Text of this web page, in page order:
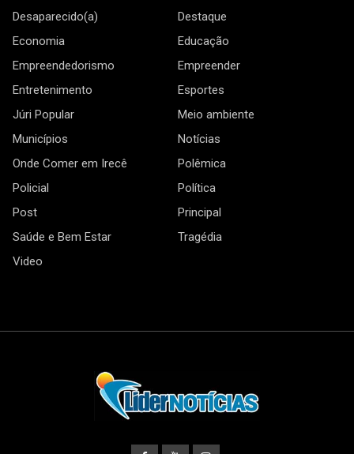
Desaparecido(a)
Destaque
Economia
Educação
Empreendedorismo
Empreender
Entretenimento
Esportes
Júri Popular
Meio ambiente
Municípios
Notícias
Onde Comer em Irecê
Polêmica
Policial
Política
Post
Principal
Saúde e Bem Estar
Tragédia
Video